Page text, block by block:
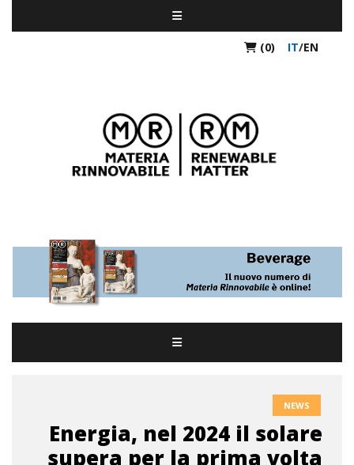
(0) IT/EN
NEWS
Energia, nel 2024 il solare
supera per la prima volta